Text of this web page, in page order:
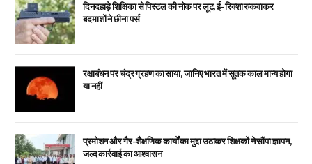
दिनदहाड़े शिक्षिका से पिस्टल की नोक पर लूट, ई-रिक्शा रुकवाकर
बदमाशों ने छीना पर्स
रक्षाबंधन पर चंद्र ग्रहण का साया, जानिए भारत में सूतक काल मान्य होगा
या नहीं
प्रमोशन और गैर-शैक्षणिक कार्यों का मुद्दा उठाकर शिक्षकों ने सौंपा ज्ञापन,
जल्द कार्रवाई का आश्वासन